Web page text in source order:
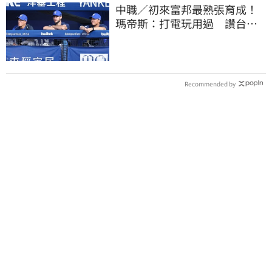
中職／初來富邦最熟張育成！
瑪帝斯：打電玩用過 讚台灣
Recommended by